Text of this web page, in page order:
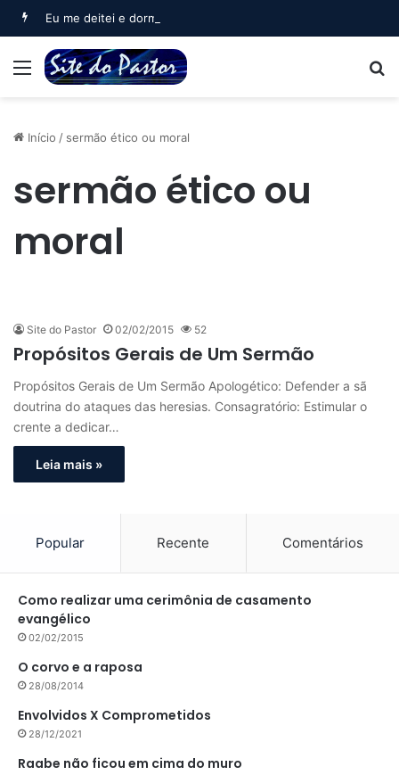
Eu me deitei e dormi (Salmo 3)
Menu
Início / sermão ético ou moral
sermão ético ou
moral
Site do Pastor 02/02/2015 52
Propósitos Gerais de Um Sermão
Propósitos Gerais de Um Sermão Apologético: Defender a sã
doutrina do ataques das heresias. Consagratório: Estimular o
crente a dedicar…
Leia mais »
Popular Recente Comentários
Como realizar uma cerimônia de casamento
evangélico
02/02/2015
O corvo e a raposa
28/08/2014
Envolvidos X Comprometidos
28/12/2021
Raabe não ficou em cima do muro